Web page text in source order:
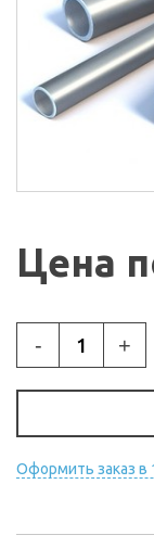
Цена
- +
Оформить заказ в